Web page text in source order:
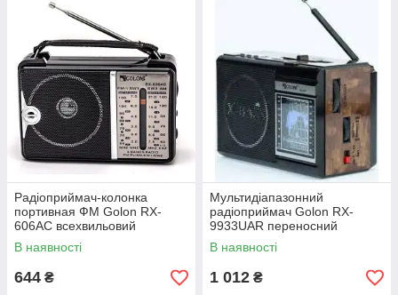
Радіоприймач-колонка
портивная ФМ Golon RX-
606AC всехвильовий
В наявності
644 ₴
Мультидіапазонний
радіоприймач Golon RX-
9933UAR переносний
програвач ФМ
В наявності
1 012 ₴